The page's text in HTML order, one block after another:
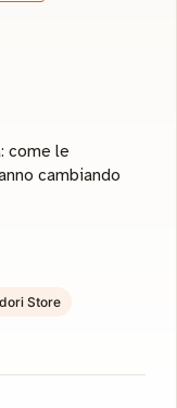
come le
cambiando
Store